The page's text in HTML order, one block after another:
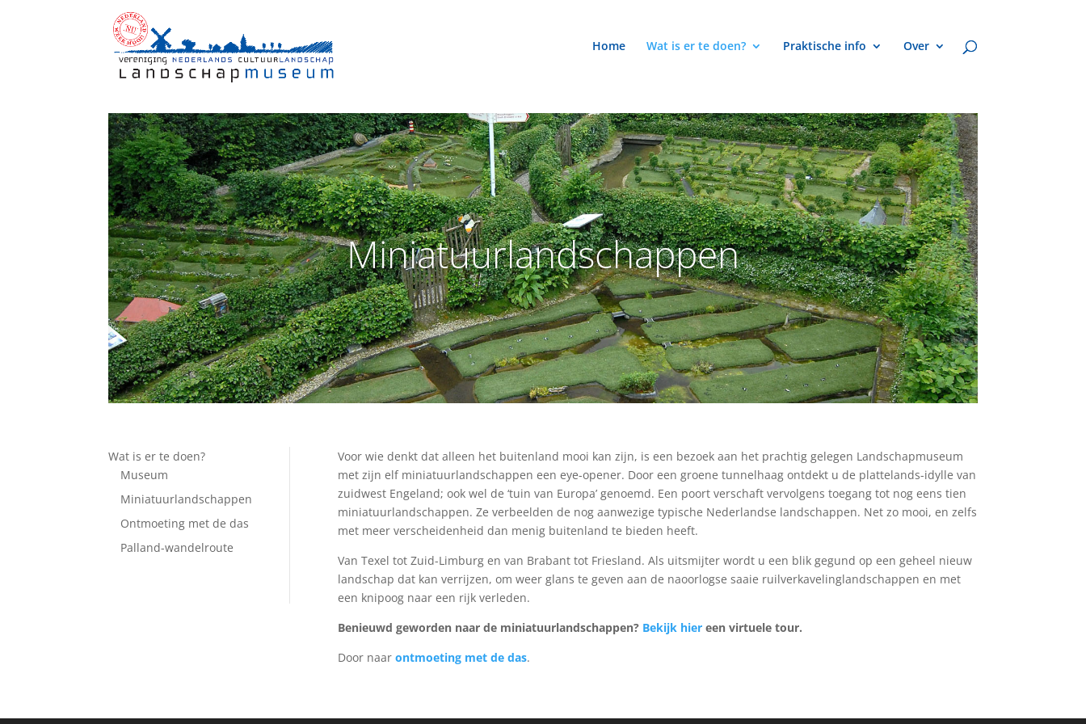
Home Wat is er te doen? Praktische info Over
Miniatuurlandschappen
Wat is er te doen?
Museum
Miniatuurlandschappen
Ontmoeting met de das
Palland-wandelroute
Voor wie denkt dat alleen het buitenland mooi kan zijn, is een bezoek aan het prachtig gelegen Landschapmuseum
met zijn elf miniatuurlandschappen een eye-opener. Door een groene tunnelhaag ontdekt u de plattelands-idylle van
zuidwest Engeland; ook wel de ‘tuin van Europa’ genoemd. Een poort verschaft vervolgens toegang tot nog eens tien
miniatuurlandschappen. Ze verbeelden de nog aanwezige typische Nederlandse landschappen. Net zo mooi, en zelfs
met meer verscheidenheid dan menig buitenland te bieden heeft.
Van Texel tot Zuid-Limburg en van Brabant tot Friesland. Als uitsmijter wordt u een blik gegund op een geheel nieuw
landschap dat kan verrijzen, om weer glans te geven aan de naoorlogse saaie ruilverkavelinglandschappen en met
een knipoog naar een rijk verleden.
Benieuwd geworden naar de miniatuurlandschappen? Bekijk hiereen virtuele tour.
Door naar ontmoeting met de das.